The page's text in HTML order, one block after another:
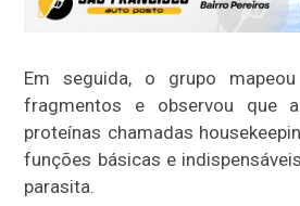
Em seguida, o grupo
fragmentos e observou que
proteínas chamadas
funções básicas e
parasita.